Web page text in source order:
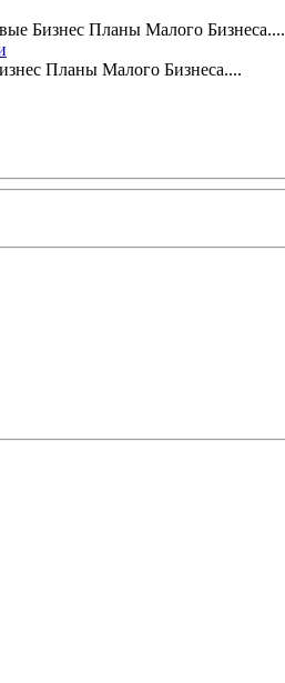
Бизнес Планы Малого Бизнеса....
Планы Малого Бизнеса....